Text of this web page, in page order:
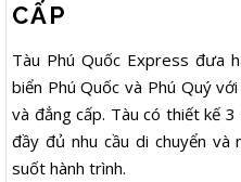
CẤP
Tàu Phú Quốc Express đưa
biển Phú Quốc và Phú Quý
và đẳng cấp. Tàu có thiết kế
đầy đủ nhu cầu di chuyển và
suốt hành trình.